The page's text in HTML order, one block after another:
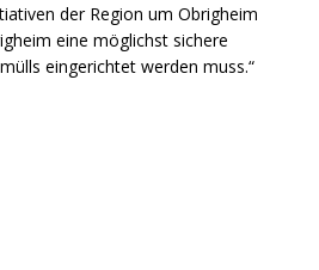
der Region um Obrigheim
eine möglichst sichere
eingerichtet werden muss.“